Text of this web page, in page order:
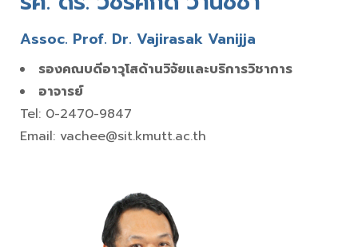
Assoc. Prof. Dr. Vajirasak Vanijja
รองคณบดีอาวุโสด้านวิจัยและบริการวิชาการ
อาจารย์
Tel: 0-2470-9847
Email: vachee@sit.kmutt.ac.th